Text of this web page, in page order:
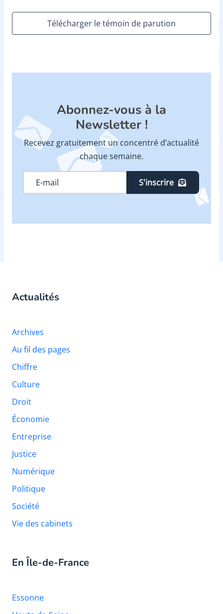
Télécharger le témoin de parution
Abonnez-vous à la
Newsletter !
Recevez gratuitement un concentré d’actualité
chaque semaine.
S'inscrire
Actualités
Archives
Au fil des pages
Chiffre
Culture
Droit
Économie
Entreprise
Justice
Numérique
Politique
Société
Vie des cabinets
En Île-de-France
Essonne